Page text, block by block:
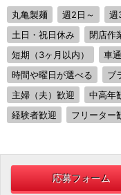
丸亀製麺 週2日～ 週
土日・祝日休み
閉店作
短期（3ヶ月以内）
車
時間や曜日が選べる
ブ
主婦（夫）歓迎
中高年
経験者歓迎
フリーター
応募フォーム